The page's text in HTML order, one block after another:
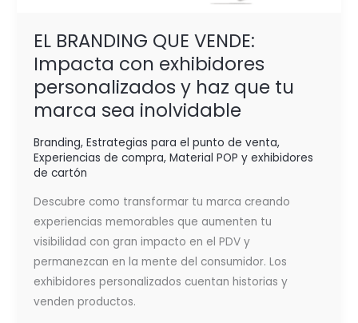
EL BRANDING QUE VENDE:
Impacta con exhibidores
personalizados y haz que tu
marca sea inolvidable
Branding, Estrategias para el punto de venta,
Experiencias de compra, Material POP y exhibidores
de cartón
Descubre como transformar tu marca creando
experiencias memorables que aumenten tu
visibilidad con gran impacto en el PDV y
permanezcan en la mente del consumidor. Los
exhibidores personalizados cuentan historias y
venden productos.